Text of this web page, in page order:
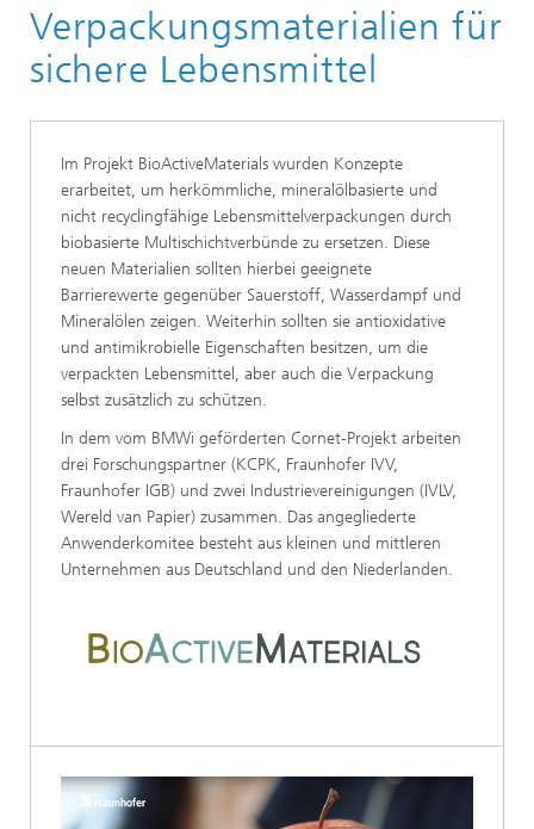
Verpackungsmaterialien für
sichere Lebensmittel
Im Projekt BioActiveMaterials wurden Konzepte
erarbeitet, um herkömmliche, mineralölbasierte und
nicht recyclingfähige Lebensmittelverpackungen durch
biobasierte Multischichtverbünde zu ersetzen. Diese
neuen Materialien sollten hierbei geeignete
Barrierewerte gegenüber Sauerstoff, Wasserdampf und
Mineralölen zeigen. Weiterhin sollten sie antioxidative
und antimikrobielle Eigenschaften besitzen, um die
verpackten Lebensmittel, aber auch die Verpackung
selbst zusätzlich zu schützen.
In dem vom BMWi geförderten Cornet‑Projekt arbeiten
drei Forschungspartner (KCPK, Fraunhofer IVV,
Fraunhofer IGB) und zwei Industrievereinigungen (IVLV,
Wereld van Papier) zusammen. Das angegliederte
Anwenderkomitee besteht aus kleinen und mittleren
Unternehmen aus Deutschland und den Niederlanden.